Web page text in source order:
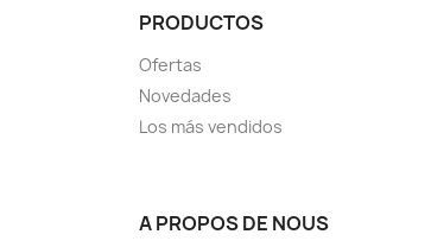
PRODUCTOS
Ofertas
Novedades
Los más vendidos
A PROPOS DE NOUS